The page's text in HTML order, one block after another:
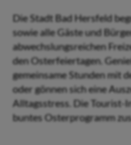
Die Stadt Bad Hersfeld
sowie alle Gäste und
abwechslungsreichen
den Osterfeiertagen.
gemeinsame Stunden mit
oder gönnen sich eine
Alltagsstress. Die Tourist-
buntes Osterprogramm